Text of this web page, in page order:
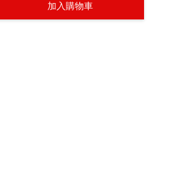
加入購物車